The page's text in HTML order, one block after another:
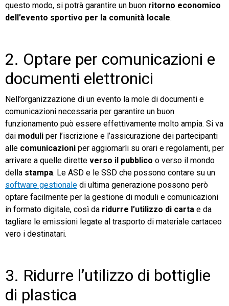
questo modo, si potrà garantire un buon ritorno economico
dell’evento sportivo per la comunità locale.
2. Optare per comunicazioni e
documenti elettronici
Nell’organizzazione di un evento la mole di documenti e
comunicazioni necessaria per garantire un buon
funzionamento può essere effettivamente molto ampia. Si va
dai moduli per l’iscrizione e l’assicurazione dei partecipanti
alle comunicazioni per aggiornarli su orari e regolamenti, per
arrivare a quelle dirette verso il pubblico o verso il mondo
della stampa. Le ASD e le SSD che possono contare su un
software gestionale di ultima generazione possono però
optare facilmente per la gestione di moduli e comunicazioni
in formato digitale, così da ridurre l’utilizzo di carta e da
tagliare le emissioni legate al trasporto di materiale cartaceo
vero i destinatari.
3. Ridurre l’utilizzo di bottiglie
di plastica